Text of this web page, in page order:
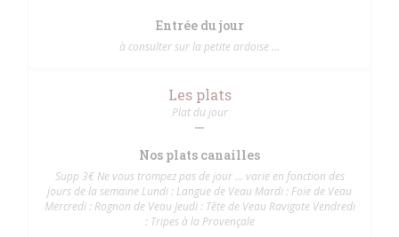
Entrée du jour
à consulter sur la petite ardoise ...
Les plats
Plat du jour
Nos plats canailles
Supp 3€ Ne vous trompez pas de jour ... varie en fonction des
jours de la semaine Lundi : Langue de Veau Mardi : Foie de Veau
Mercredi : Rognon de Veau Jeudi : Tête de Veau Ravigote Vendredi
: Tripes à la Provençale